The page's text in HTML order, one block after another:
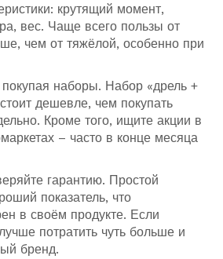
крутящий момент,
вес. Чаще всего пользы от
чем от тяжёлой, особенно при
наборы. Набор «дрель +
дешевле, чем покупать
Кроме того, ищите акции в
– часто в конце месяца
гарантию. Простой
показатель, что
в своём продукте. Если
потратить чуть больше и
бренд.